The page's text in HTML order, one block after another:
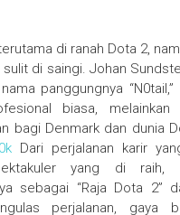
di ranah Dota 2,
di saingi. Johan
panggungnya “N0tail,”
biasa, melainkan
bagi Denmark dan dunia
Dari perjalanan karir
yang di raih,
sebagai “Raja Dota 2”
perjalanan, gaya